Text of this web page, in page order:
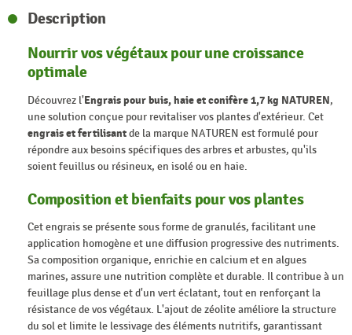
Description
Nourrir vos végétaux pour une croissance
optimale
Découvrez l'Engrais pour buis, haie et conifère 1,7 kg NATUREN,
une solution conçue pour revitaliser vos plantes d'extérieur. Cet
engrais et fertilisantde la marque NATUREN est formulé pour
répondre aux besoins spécifiques des arbres et arbustes, qu'ils
soient feuillus ou résineux, en isolé ou en haie.
Composition et bienfaits pour vos plantes
Cet engrais se présente sous forme de granulés, facilitant une
application homogène et une diffusion progressive des nutriments.
Sa composition organique, enrichie en calcium et en algues
marines, assure une nutrition complète et durable. Il contribue à un
feuillage plus dense et d'un vert éclatant, tout en renforçant la
résistance de vos végétaux. L'ajout de zéolite améliore la structure
du sol et limite le lessivage des éléments nutritifs, garantissant